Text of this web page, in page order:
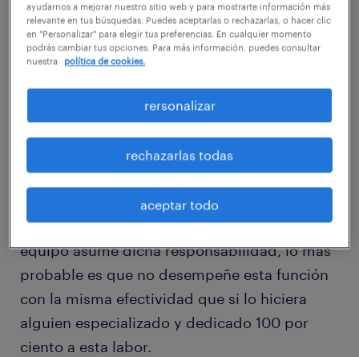
por lo que muchas veces las prioridades de
negocio obligan a mantener en segundo
plano todo lo que no se enfoque en alcanzar
de talentos, a menudo, uno de los aspectos
generalmente no disponen de los recursos
suficientes para contar con su propio
departamento de Recursos Humanos y, si
bien en algunas ocasiones un miembro del
equipo asume dicha responsabilidad, lo más
probable es que no desempeñe esta función
con la misma efectividad que si lo hiciera
alguien especializado y dedicado 100 por
ciento a esta labor.
ayudarnos a mejorar nuestro sitio web y para mostrarte información más
relevante en tus búsquedas. Puedes aceptarlas o rechazarlas, o hacer clic
en "Personalizar" para elegir tus preferencias. En cualquier momento
podrás cambiar tus opciones. Para más información, puedes consultar
nuestra
política de cookies.
rersonalizar
rechazarlas todas
aceptar todo